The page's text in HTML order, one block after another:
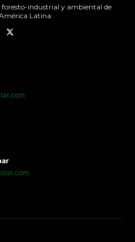
industrial y ambiental de
Latina